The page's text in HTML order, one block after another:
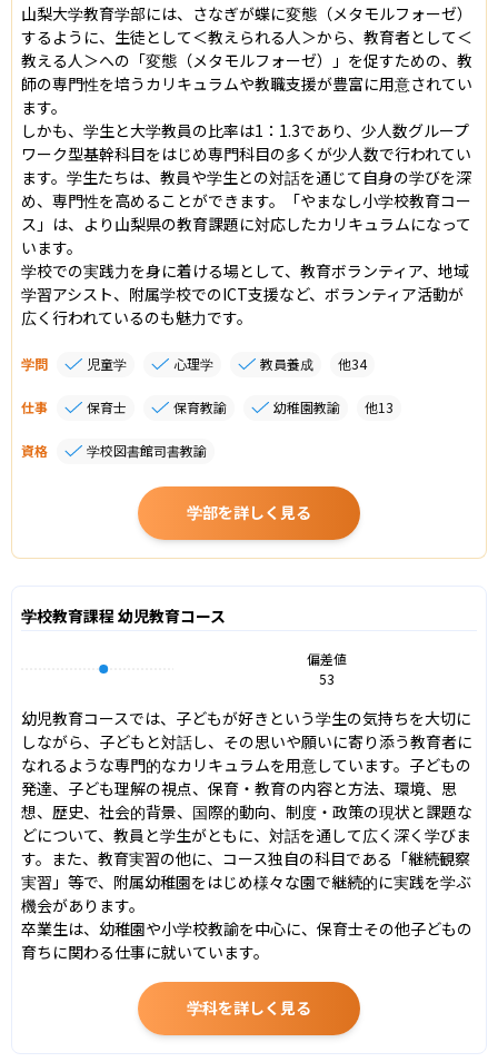
山梨大学教育学部には、さなぎが蝶に変態（メタモルフォーゼ）
するように、生徒として＜教えられる人＞から、教育者として＜
教える人＞への「変態（メタモルフォーゼ）」を促すための、教
師の専門性を培うカリキュラムや教職支援が豊富に用意されてい
ます。
しかも、学生と大学教員の比率は1：1.3であり、少人数グループ
ワーク型基幹科目をはじめ専門科目の多くが少人数で行われてい
ます。学生たちは、教員や学生との対話を通じて自身の学びを深
め、専門性を高めることができます。「やまなし小学校教育コー
ス」は、より山梨県の教育課題に対応したカリキュラムになって
います。
学校での実践力を身に着ける場として、教育ボランティア、地域
学習アシスト、附属学校でのICT支援など、ボランティア活動が
広く行われているのも魅力です。
学問 児童学 心理学 教員養成 他34
仕事 保育士 保育教諭 幼稚園教諭 他13
資格 学校図書館司書教諭
学部を詳しく見る
学校教育課程 幼児教育コース
偏差値
53
幼児教育コースでは、子どもが好きという学生の気持ちを大切に
しながら、子どもと対話し、その思いや願いに寄り添う教育者に
なれるような専門的なカリキュラムを用意しています。子どもの
発達、子ども理解の視点、保育・教育の内容と方法、環境、思
想、歴史、社会的背景、国際的動向、制度・政策の現状と課題な
どについて、教員と学生がともに、対話を通して広く深く学びま
す。また、教育実習の他に、コース独自の科目である「継続観察
実習」等で、附属幼稚園をはじめ様々な園で継続的に実践を学ぶ
機会があります。
卒業生は、幼稚園や小学校教諭を中心に、保育士その他子どもの
育ちに関わる仕事に就いています。
学科を詳しく見る